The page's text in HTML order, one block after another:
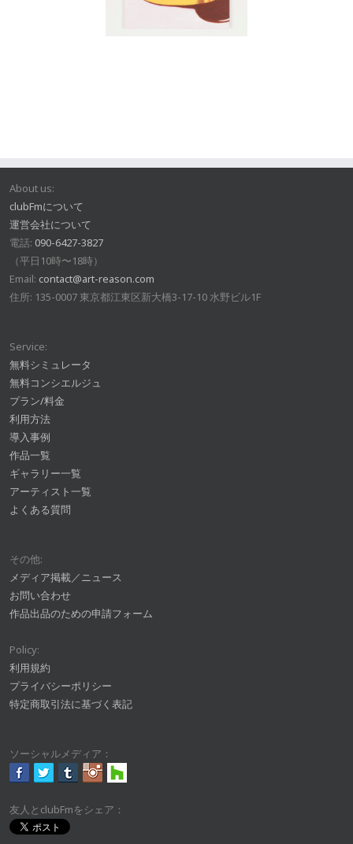
About us:
clubFmについて
運営会社について
電話: 090-6427-3827
（平日10時〜18時）
Email: contact@art-reason.com
住所: 135-0007 東京都江東区新大橋3-17-10 水野ビル1F
Service:
無料シミュレータ
無料コンシエルジュ
プラン/料金
利用方法
導入事例
作品一覧
ギャラリー一覧
アーティスト一覧
よくある質問
その他:
メディア掲載／ニュース
お問い合わせ
作品出品のための申請フォーム
Policy:
利用規約
プライバシーポリシー
特定商取引法に基づく表記
ソーシャルメディア：
友人とclubFmをシェア：